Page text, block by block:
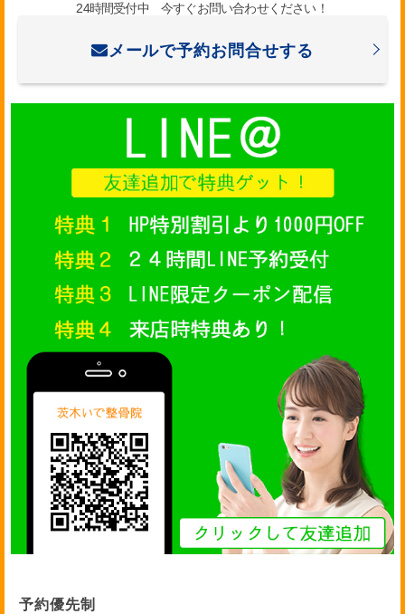
24時間受付中 今すぐお問い合わせください！
メールで予約お問合せする
予約優先制